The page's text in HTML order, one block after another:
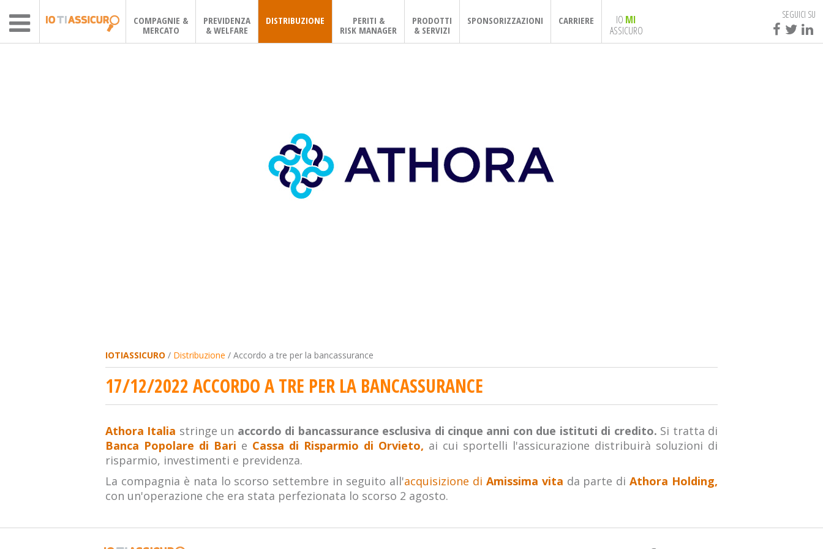
COMPAGNIE &
MERCATO
PREVIDENZA
& WELFARE
DISTRIBUZIONE
PERITI &
RISK MANAGER
PRODOTTI
& SERVIZI
SPONSORIZZAZIONI CARRIERE IO MI
ASSICURO
SEGUICI SU
IOTIASSICURO / Distribuzione / Accordo a tre per la bancassurance
17/12/2022 ACCORDO A TRE PER LA BANCASSURANCE
Athora Italia stringe un accordo di bancassurance esclusiva di cinque anni con due istituti di credito. Si tratta di
Banca Popolare di Bari e Cassa di Risparmio di Orvieto, ai cui sportelli l'assicurazione distribuirà soluzioni di
risparmio, investimenti e previdenza.
La compagnia è nata lo scorso settembre in seguito all'acquisizione di Amissima vita da parte diAthora Holding,
con un'operazione che era stata perfezionata lo scorso 2 agosto.